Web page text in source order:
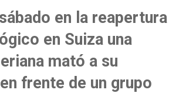
en la reapertura
en Suiza una
mató a su
frente de un grupo